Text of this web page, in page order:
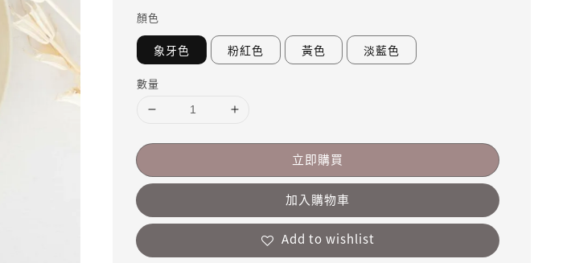
顏色
象牙色 粉紅色 黃色 淡藍色
數量
立即購買
加入購物車
Add to wishlist